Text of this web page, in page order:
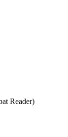
Reader)